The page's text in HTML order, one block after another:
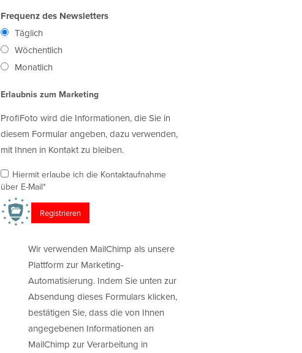
Frequenz des Newsletters
Täglich
Wöchentlich
Monatlich
Erlaubnis zum Marketing
ProfiFoto wird die Informationen, die Sie in
diesem Formular angeben, dazu verwenden,
mit Ihnen in Kontakt zu bleiben.
Hiermit erlaube ich die Kontaktaufnahme
über E-Mail*
Wir verwenden MailChimp als unsere
Plattform zur Marketing-
Automatisierung. Indem Sie unten zur
Absendung dieses Formulars klicken,
bestätigen Sie, dass die von Ihnen
angegebenen Informationen an
MailChimp zur Verarbeitung in